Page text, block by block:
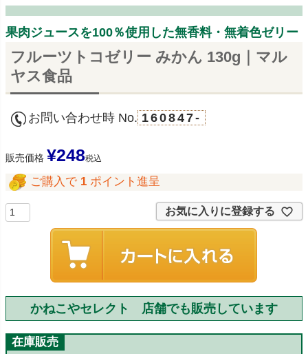
果肉ジュースを100％使用した無香料・無着色ゼリー
フルーツトコゼリー みかん 130g｜マル
ヤス食品
お問い合わせ時 No. 160847-
販売価格 ¥248税込
ご購入で 1 ポイント進呈
お気に入りに登録する
かねこやセレクト 店舗でも販売しています
在庫販売